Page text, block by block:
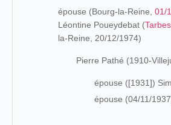
épouse (Bourg-la-Reine, 01/
Léontine Poueydebat (Tarbes
la-Reine, 20/12/1974)
Pierre Pathé (1910-
épouse ([1931])
épouse (04/11/